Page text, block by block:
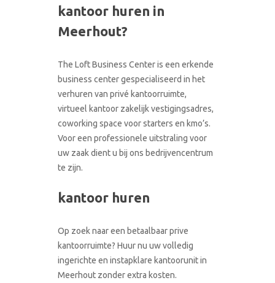
CONTACT
kantoor huren in
Meerhout?
The Loft Business Center is een erkende
business center gespecialiseerd in het
verhuren van privé kantoorruimte,
virtueel kantoor zakelijk vestigingsadres,
coworking space voor starters en kmo’s.
Voor een professionele uitstraling voor
uw zaak dient u bij ons bedrijvencentrum
te zijn.
kantoor huren
Op zoek naar een betaalbaar prive
kantoorruimte? Huur nu uw volledig
ingerichte en instapklare kantoorunit in
Meerhout zonder extra kosten.